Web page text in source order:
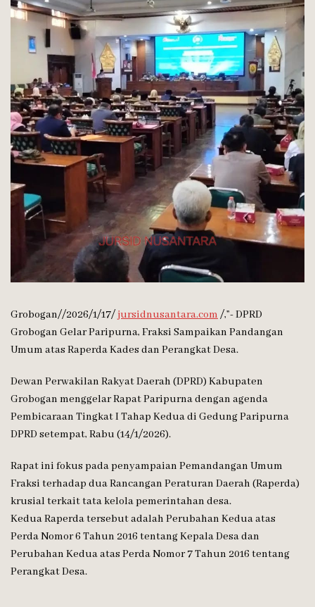
Grobogan//2026/1/17/jursidnusantara.com /,”- DPRD
Grobogan Gelar Paripurna, Fraksi Sampaikan Pandangan
Umum atas Raperda Kades dan Perangkat Desa.
Dewan Perwakilan Rakyat Daerah (DPRD) Kabupaten
Grobogan menggelar Rapat Paripurna dengan agenda
Pembicaraan Tingkat I Tahap Kedua di Gedung Paripurna
DPRD setempat, Rabu (14/1/2026).
Rapat ini fokus pada penyampaian Pemandangan Umum
Fraksi terhadap dua Rancangan Peraturan Daerah (Raperda)
krusial terkait tata kelola pemerintahan desa.
Kedua Raperda tersebut adalah Perubahan Kedua atas
Perda Nomor 6 Tahun 2016 tentang Kepala Desa dan
Perubahan Kedua atas Perda Nomor 7 Tahun 2016 tentang
Perangkat Desa.